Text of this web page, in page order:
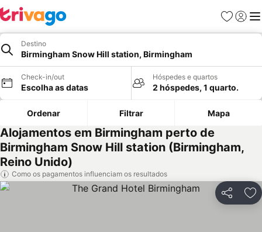
Favoritos
Iniciar
Destino
Birmingham Snow Hill station, Birmingham
Check-in/out
Escolha as datas
Hóspedes e quartos
2 hóspedes, 1 quarto.
Ordenar Filtrar Mapa
Alojamentos em Birmingham perto de
Birmingham Snow Hill station (Birmingham,
Reino Unido)
Como os pagamentos influenciam os resultados
Partilhar